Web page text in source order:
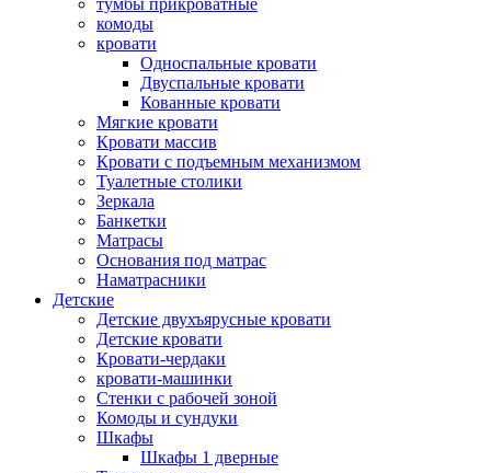
тумбы прикроватные
комоды
кровати
Односпальные кровати
Двуспальные кровати
Кованные кровати
Мягкие кровати
Кровати массив
Кровати с подъемным механизмом
Туалетные столики
Зеркала
Банкетки
Матрасы
Основания под матрас
Наматрасники
Детские
Детские двухъярусные кровати
Детские кровати
Кровати-чердаки
кровати-машинки
Стенки с рабочей зоной
Комоды и сундуки
Шкафы
Шкафы 1 дверные